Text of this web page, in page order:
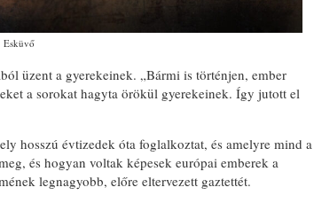
Esküvő
üzent a gyerekeinek. „Bármi is történjen, ember
a sorokat hagyta örökül gyerekeinek. Így jutott el
hosszú évtizedek óta foglalkoztat, és amelyre mind a
és hogyan voltak képesek európai emberek a
legnagyobb, előre eltervezett gaztettét.